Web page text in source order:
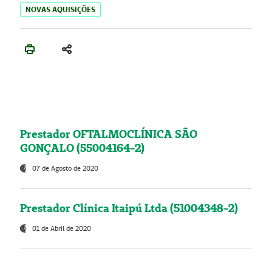
NOVAS AQUISIÇÕES
Prestador OFTALMOCLÍNICA SÃO
GONÇALO (55004164-2)
07 de Agosto de 2020
Prestador Clínica Itaipú Ltda (51004348-2)
01 de Abril de 2020